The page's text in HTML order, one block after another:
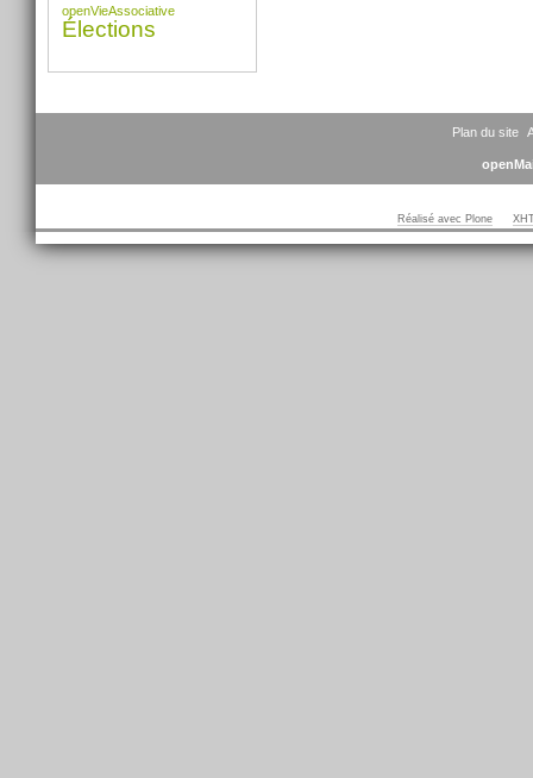
openVieAssociative
Élections
Plan du site
Réalisé avec Plone